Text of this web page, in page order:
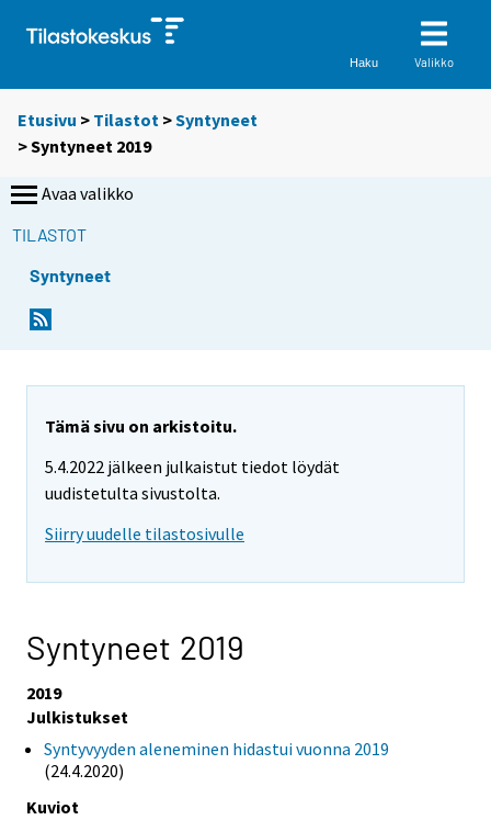
Haku Valikko
Etusivu > Tilastot >Syntyneet
> Syntyneet 2019
Avaa valikko
TILASTOT
Syntyneet
Tämä sivu on arkistoitu.
5.4.2022 jälkeen julkaistut tiedot löydät
uudistetulta sivustolta.
Siirry uudelle tilastosivulle
Syntyneet 2019
2019
Julkistukset
Syntyvyyden aleneminen hidastui vuonna 2019
(24.4.2020)
Kuviot